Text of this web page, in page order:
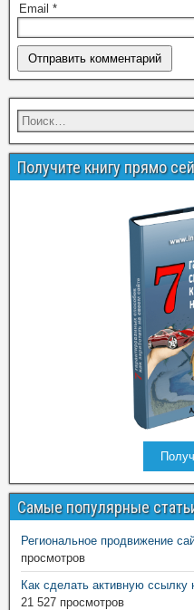
Email *
Получите книгу прямо
Самые популярные
Региональное продвижение
просмотров
Как сделать активную
21 527 просмотров